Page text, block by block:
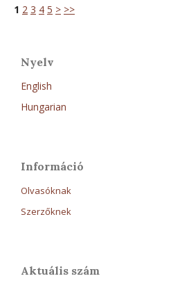
1 2 3 4 5 > >>
Nyelv
English
Hungarian
Információ
Olvasóknak
Szerzőknek
Aktuális szám